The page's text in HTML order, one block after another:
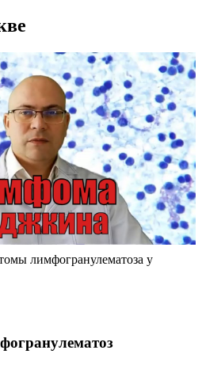
лимфогранулематоза у